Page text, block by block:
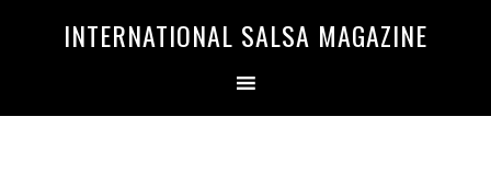
INTERNATIONAL SALSA MAGAZINE